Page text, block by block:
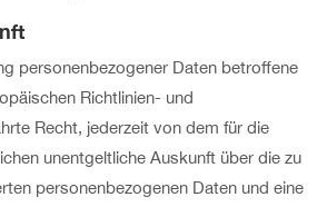
personenbezogener Daten betroffene
Richtlinien- und
Recht, jederzeit von dem für die
unentgeltliche Auskunft über die zu
personenbezogenen Daten und eine